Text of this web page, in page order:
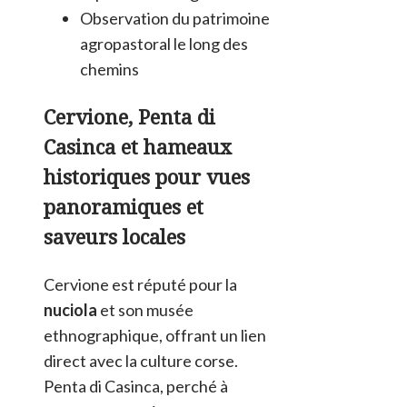
Observation du patrimoine
agropastoral le long des
chemins
Cervione, Penta di
Casinca et hameaux
historiques pour vues
panoramiques et
saveurs locales
Cervione est réputé pour la
nuciola et son musée
ethnographique, offrant un lien
direct avec la culture corse.
Penta di Casinca, perché à